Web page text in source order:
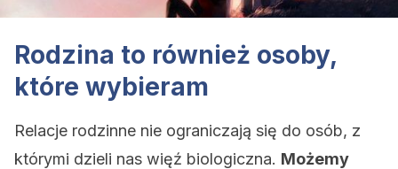
Rodzina to również osoby,
które wybieram
Relacje rodzinne nie ograniczają się do osób, z
którymi dzieli nas więź biologiczna. Możemy